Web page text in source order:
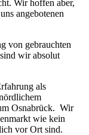
Wir hoffen aber,
angebotenen
von gebrauchten
wir absolut
als
Osnabrück. Wir
wie kein
vor Ort sind.